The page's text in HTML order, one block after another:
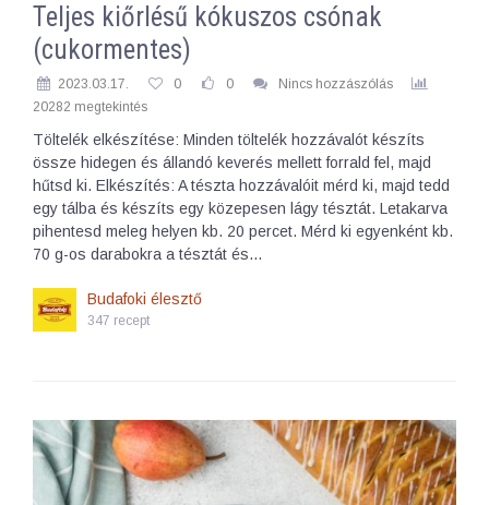
Teljes kiőrlésű kókuszos csónak
(cukormentes)
2023.03.17. 0 0
Nincs hozzászólás
20282 megtekintés
Töltelék elkészítése: Minden töltelék hozzávalót készíts
össze hidegen és állandó keverés mellett forrald fel, majd
hűtsd ki. Elkészítés: A tészta hozzávalóit mérd ki, majd tedd
egy tálba és készíts egy közepesen lágy tésztát. Letakarva
pihentesd meleg helyen kb. 20 percet. Mérd ki egyenként kb.
70 g-os darabokra a tésztát és…
Budafoki élesztő
347 recept